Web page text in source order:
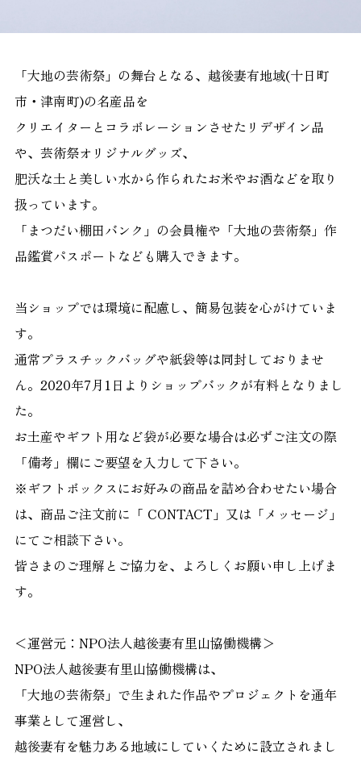
「大地の芸術祭」の舞台となる、越後妻有地域(十日町
市・津南町)の名産品を
クリエイターとコラボレーションさせたリデザイン品
や、芸術祭オリジナルグッズ、
肥沃な土と美しい水から作られたお米やお酒などを取り
扱っています。
「まつだい棚田バンク」の会員権や「大地の芸術祭」作
品鑑賞パスポートなども購入できます。
当ショップでは環境に配慮し、簡易包装を心がけていま
す。
通常プラスチックバッグや紙袋等は同封しておりませ
ん。2020年7月1日よりショップバックが有料となりまし
た。
お土産やギフト用など袋が必要な場合は必ずご注文の際
「備考」欄にご要望を入力して下さい。
※ギフトボックスにお好みの商品を詰め合わせたい場合
は、商品ご注文前に「 CONTACT」又は「メッセージ」
にてご相談下さい。
皆さまのご理解とご協力を、よろしくお願い申し上げま
す。
＜運営元：NPO法人越後妻有里山協働機構＞
NPO法人越後妻有里山協働機構は、
「大地の芸術祭」で生まれた作品やプロジェクトを通年
事業として運営し、
越後妻有を魅力ある地域にしていくために設立されまし